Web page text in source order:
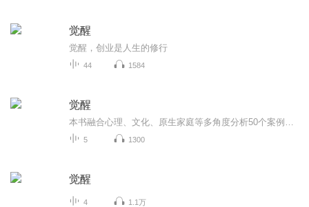
觉醒
觉醒，创业是人生的修行
44 1584
觉醒
5 1300
觉醒
4 1.1万